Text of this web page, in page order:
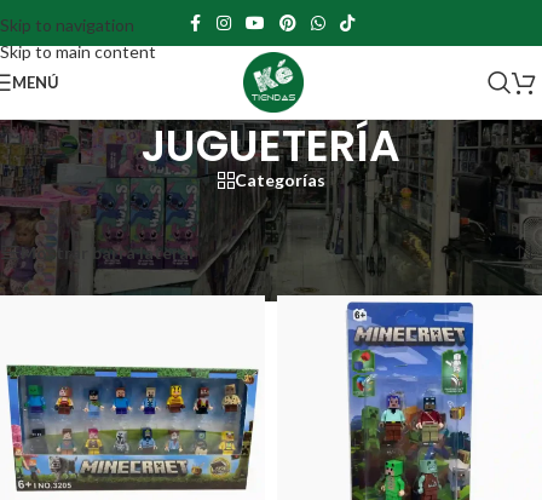
Skip to navigation
Skip to main content
MENÚ
JUGUETERÍA
Categorías
Portada»JUGUETERÍA»Página 4 Mostrando 37–48 de 800 resultados
Mostrar barra lateral